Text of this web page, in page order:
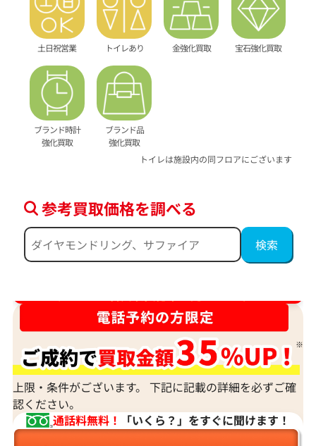
土日祝営業 トイレあり 金強化買取 宝石強化買取
ブランド時計
強化買取
ブランド品
強化買取
トイレは施設内の同フロアにございます
参考買取価格を調べる
上限・条件がございます。 下記に記載の詳細を必ずご確
認ください。
通話料無料！
「いくら？」をすぐに聞けます！